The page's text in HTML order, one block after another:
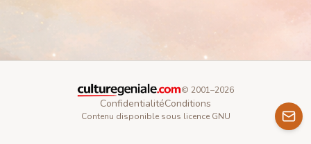
© 2001–2026
ConfidentialitéConditions
Contenu disponible sous licence GNU